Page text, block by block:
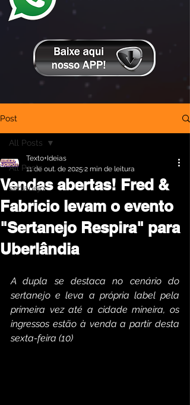
Post
All Posts
sertanejo
All Posts
Vendas abertas! Fred &
Fabricio levam o evento
"Sertanejo Respira" para
Uberlândia
Texto+Ideias
11 de out. de 2025 2 min de leitura
A dupla se destaca no cenário do
sertanejo e leva a própria label pela
primeira vez até a cidade mineira, os
ingressos estão à venda a partir desta
sexta-feira (10)